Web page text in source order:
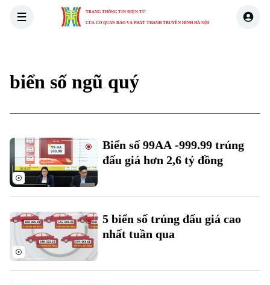
TRANG THÔNG TIN ĐIỆN TỬ
CỦA CƠ QUAN BÁO VÀ PHÁT THANH TRUYỀN HÌNH HÀ NỘI
biển số ngũ quý
Biển số 99AA -999.99 trúng
đấu giá hơn 2,6 tỷ đồng
5 biển số trúng đấu giá cao
nhất tuần qua